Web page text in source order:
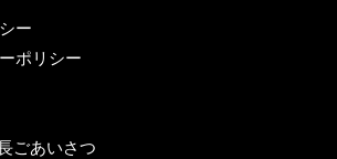
ー
ポリシー
ごあいさつ